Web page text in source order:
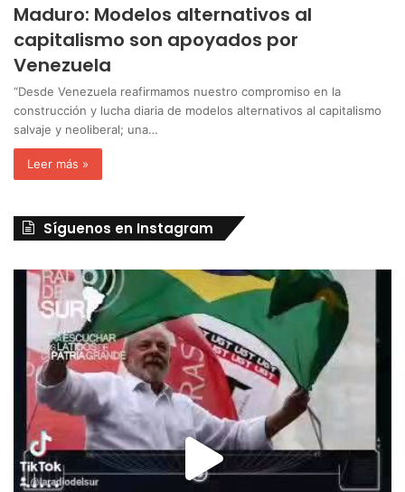
Maduro: Modelos alternativos al
capitalismo son apoyados por
Venezuela
“Desde Venezuela reafirmamos nuestro compromiso en la
construcción y lucha diaria de modelos alternativos al capitalismo
salvaje y neoliberal; una…
Leer más »
Síguenos en Instagram